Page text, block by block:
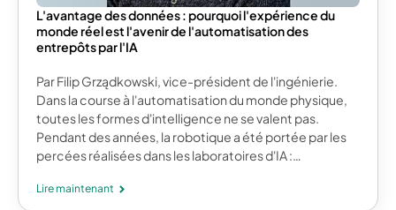
L'avantage des données : pourquoi l'expérience du
monde réel est l'avenir de l'automatisation des
entrepôts par l'IA
Par Filip Grządkowski, vice-président de l'ingénierie.
Dans la course à l'automatisation du monde physique,
toutes les formes d'intelligence ne se valent pas.
Pendant des années, la robotique a été portée par les
percées réalisées dans les laboratoires d'IA :…
Lire maintenant